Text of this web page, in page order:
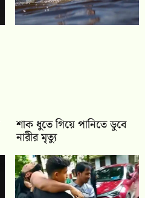
শাক ধুতে গিয়ে পানিতে ডুবে
নারীর মৃত্যু